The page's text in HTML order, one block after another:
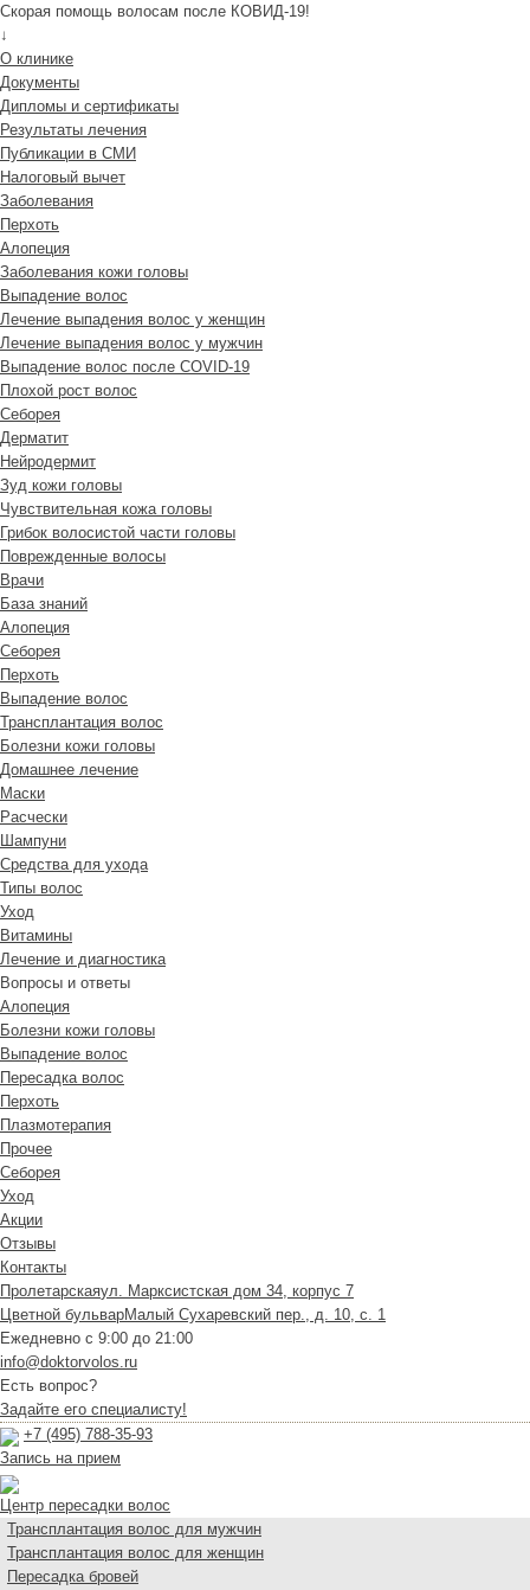
Скорая помощь волосам после КОВИД-19!
↓
О клинике
Документы
Дипломы и сертификаты
Результаты лечения
Публикации в СМИ
Налоговый вычет
Заболевания
Перхоть
Алопеция
Заболевания кожи головы
Выпадение волос
Лечение выпадения волос у женщин
Лечение выпадения волос у мужчин
Выпадение волос после COVID-19
Плохой рост волос
Cеборея
Дерматит
Нейродермит
Зуд кожи головы
Чувствительная кожа головы
Грибок волосистой части головы
Поврежденные волосы
Врачи
База знаний
Алопеция
Себорея
Перхоть
Выпадение волос
Трансплантация волос
Болезни кожи головы
Домашнее лечение
Маски
Расчески
Шампуни
Средства для ухода
Типы волос
Уход
Витамины
Лечение и диагностика
Вопросы и ответы
Алопеция
Болезни кожи головы
Выпадение волос
Пересадка волос
Перхоть
Плазмотерапия
Прочее
Себорея
Уход
Акции
Отзывы
Контакты
Пролетарскаяул. Марксистская дом 34, корпус 7
Цветной бульварМалый Сухаревский пер., д. 10, с. 1
Ежедневно с 9:00 до 21:00
info@doktorvolos.ru
Есть вопрос?
Задайте его специалисту!
+7 (495) 788-35-93
Запись на прием
Центр пересадки волос
Трансплантация волос для мужчин
Трансплантация волос для женщин
Пересадка бровей